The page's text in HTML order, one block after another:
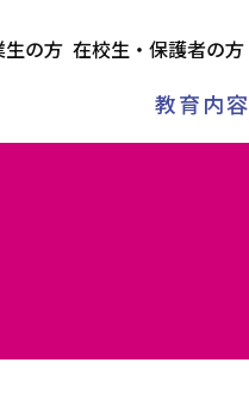
生の方 在校生・保護者の方
教育内容